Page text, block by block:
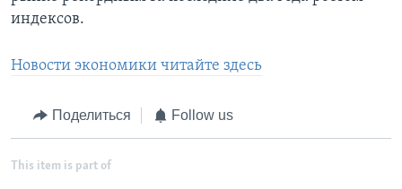
индексов.
Новости экономики читайте здесь
Поделиться Follow us
This item is part of